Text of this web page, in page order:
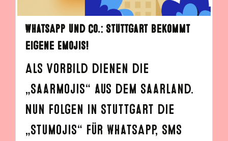
WhatsApp und Co.: Stuttgart bekommt
eigene Emojis!
Als Vorbild dienen die
„Saarmojis“ aus dem Saarland.
Nun folgen in Stuttgart die
„Stumojis“ für WhatsApp, SMS